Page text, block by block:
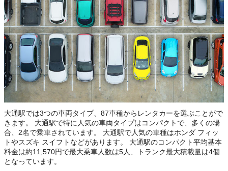
大通駅では3つの車両タイプ、87車種からレンタカーを選ぶことがで
きます。 大通駅で特に人気の車両タイプはコンパクトで、多くの場
合、2名で乗車されています。 大通駅で人気の車種はホンダ フィッ
トやスズキ スイフトなどがあります。 大通駅のコンパクト平均基本
料金は約11,570円で最大乗車人数は5人、トランク最大積載量は4個
となっています。